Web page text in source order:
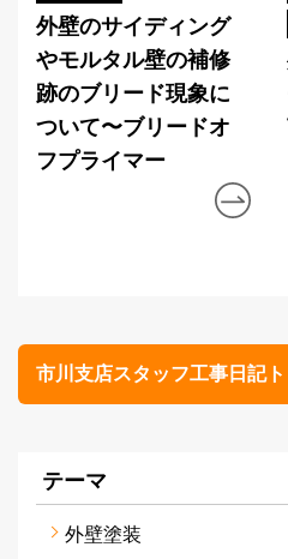
外壁のサイディング
やモルタル壁の補修
跡のブリード現象に
ついて〜ブリードオ
フプライマー
市川支店スタッフ工事日記
テーマ
外壁塗装